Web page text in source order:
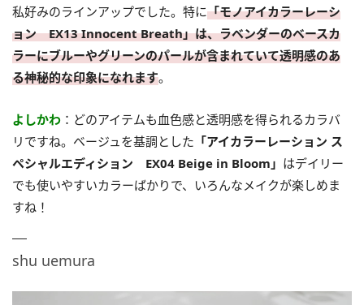
私好みのラインアップでした。特に「モノアイカラーレーシ
ョン EX13 Innocent Breath」は、ラベンダーのベースカ
ラーにブルーやグリーンのパールが含まれていて透明感のあ
る神秘的な印象になれます。
よしかわ ：どのアイテムも血色感と透明感を得られるカラバ
リですね。ベージュを基調とした 「アイカラーレーション ス
ペシャルエディション EX04 Beige in Bloom」 はデイリー
でも使いやすいカラーばかりで、いろんなメイクが楽しめま
すね！
shu uemura